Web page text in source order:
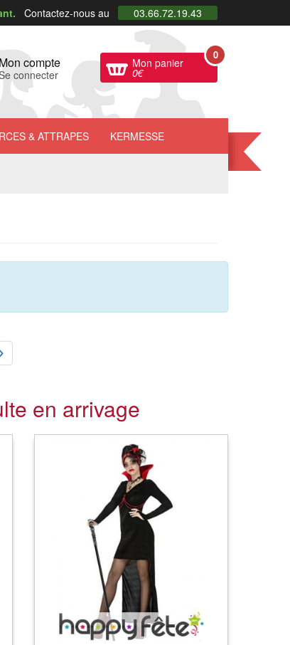
Contactez-nous au 03.66.72.19.43
compte
connecter
Mon panier
0€
0
& ATTRAPES KERMESSE
en arrivage